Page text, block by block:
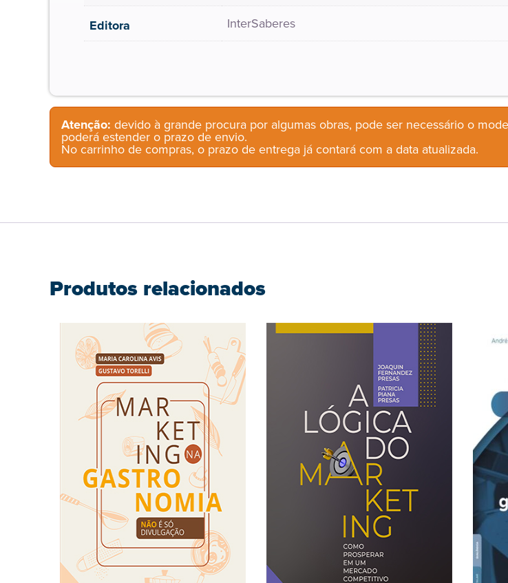
Editora InterSaberes
Atenção: devido à grande procura por algumas obras, pode ser necessário o
poderá estender o prazo de envio.
No carrinho de compras, o prazo de entrega já contará com a data atualizada.
Produtos relacionados